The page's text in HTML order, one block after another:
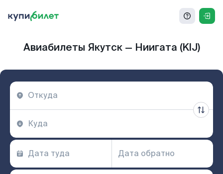
Авиабилеты Якутск — Ниигата (KIJ)